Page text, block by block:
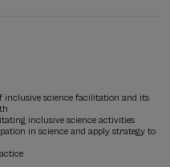
motivation, learning outside
focus will be the creation of
background,
and work on
activities more accessible,
learners.
discussions and applied
inclusive science facilitation and its
inclusive science activities
in science and apply strategy to